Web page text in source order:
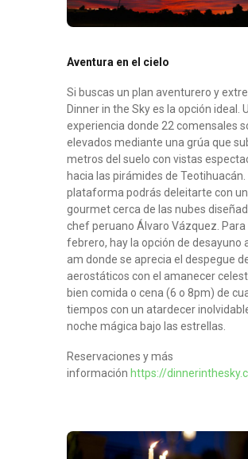
Aventura en el cielo
Si buscas un plan aventurero y
Dinner in the Sky es la opción ideal.
experiencia donde 22 comensales
elevados mediante una grúa que
metros del suelo con vistas
hacia las pirámides de Teotihuacán.
plataforma podrás deleitarte con
gourmet cerca de las nubes
chef peruano Álvaro Vázquez. Para
febrero, hay la opción de desayuno
am donde se aprecia el despegue
aerostáticos con el amanecer
bien comida o cena (6 o 8pm) de
tiempos con un atardecer
noche mágica bajo las estrellas.
Reservaciones y más
información https://